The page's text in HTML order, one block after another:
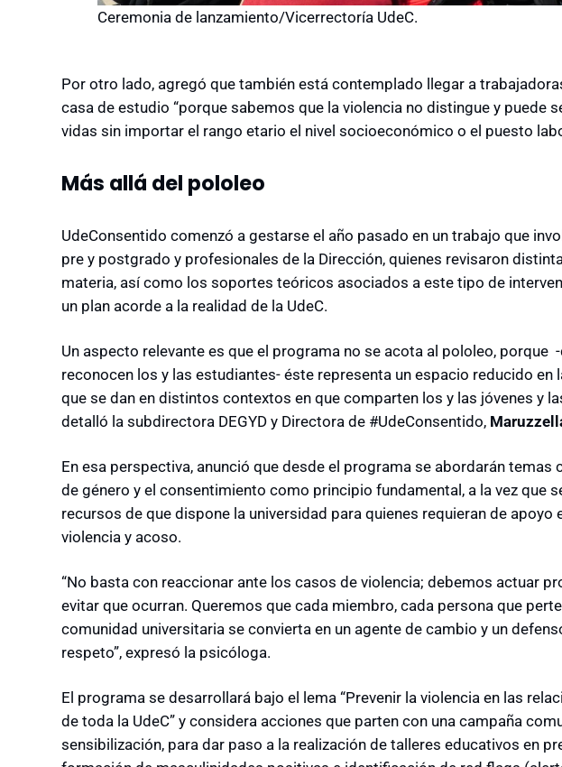
Ceremonia de lanzamiento/Vicerrectoría UdeC.
Por otro lado, agregó que también está contemplado llegar a
casa de estudio “porque sabemos que la violencia no distingue y puede
vidas sin importar el rango etario el nivel socioeconómico o el puesto
Más allá del pololeo
UdeConsentido comenzó a gestarse el año pasado en un trabajo que
pre y postgrado y profesionales de la Dirección, quienes revisaron
materia, así como los soportes teóricos asociados a este tipo de
un plan acorde a la realidad de la UdeC.
Un aspecto relevante es que el programa no se acota al pololeo, porque
reconocen los y las estudiantes- éste representa un espacio reducido en
que se dan en distintos contextos en que comparten los y las jóvenes y
detalló la subdirectora DEGYD y Directora de #UdeConsentido,
En esa perspectiva, anunció que desde el programa se abordarán
de género y el consentimiento como principio fundamental, a la vez que
recursos de que dispone la universidad para quienes requieran de apoyo
violencia y acoso.
“No basta con reaccionar ante los casos de violencia; debemos actuar
evitar que ocurran. Queremos que cada miembro, cada persona que
comunidad universitaria se convierta en un agente de cambio y un
respeto”, expresó la psicóloga.
El programa se desarrollará bajo el lema “Prevenir la violencia en las
de toda la UdeC” y considera acciones que parten con una campaña
sensibilización, para dar paso a la realización de talleres educativos en